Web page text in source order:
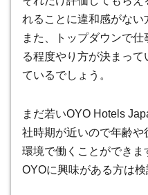
れることに違和感がない
また、トップダウンで
る程度やり方が決まっ
ているでしょう。
まだ若いOYO Hotels
社時期が近いので年齢
環境で働くことができま
OYOに興味がある方は検